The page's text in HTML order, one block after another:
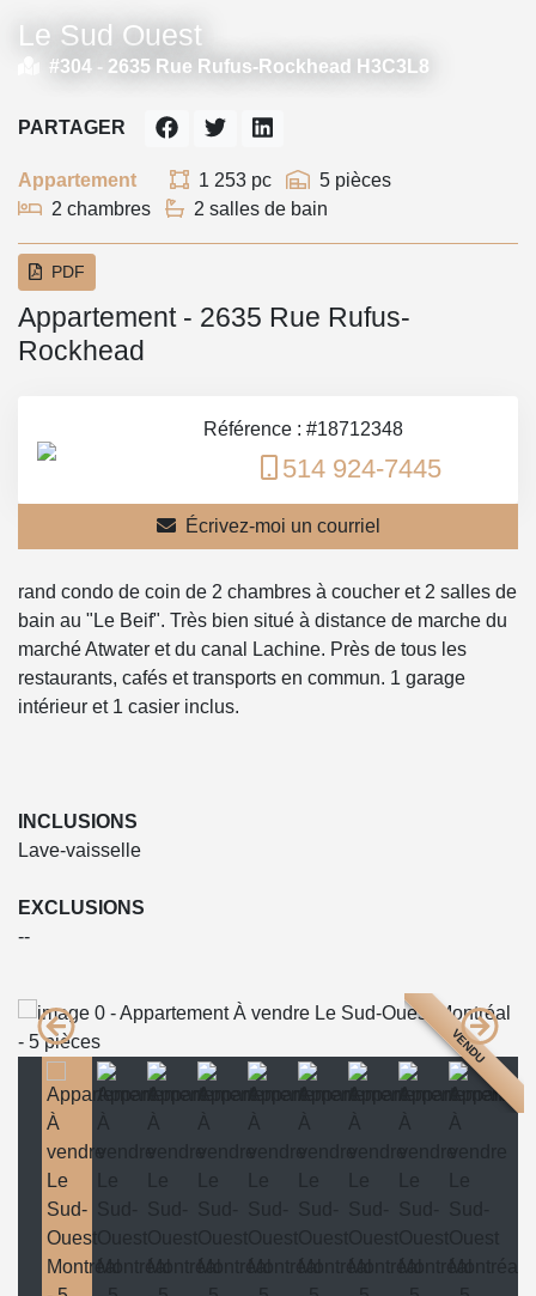
Le Sud Ouest
#304 - 2635 Rue Rufus-Rockhead H3C3L8
Appartement 1 253 pc
5 pièces
2 chambres
2 salles de bain
PARTAGER
PDF
Appartement - 2635 Rue Rufus-
Rockhead
Référence : #18712348
514 924-7445
Écrivez-moi un courriel
rand condo de coin de 2 chambres à coucher et 2 salles de
bain au "Le Beif". Très bien situé à distance de marche du
marché Atwater et du canal Lachine. Près de tous les
restaurants, cafés et transports en commun. 1 garage
intérieur et 1 casier inclus.
INCLUSIONS
Lave-vaisselle
EXCLUSIONS
--
VENDU